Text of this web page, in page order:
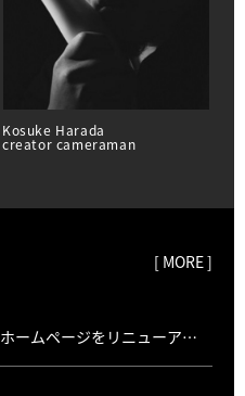
Kosuke Harada
creator cameraman
[ MORE ]
ホームページをリニューアル